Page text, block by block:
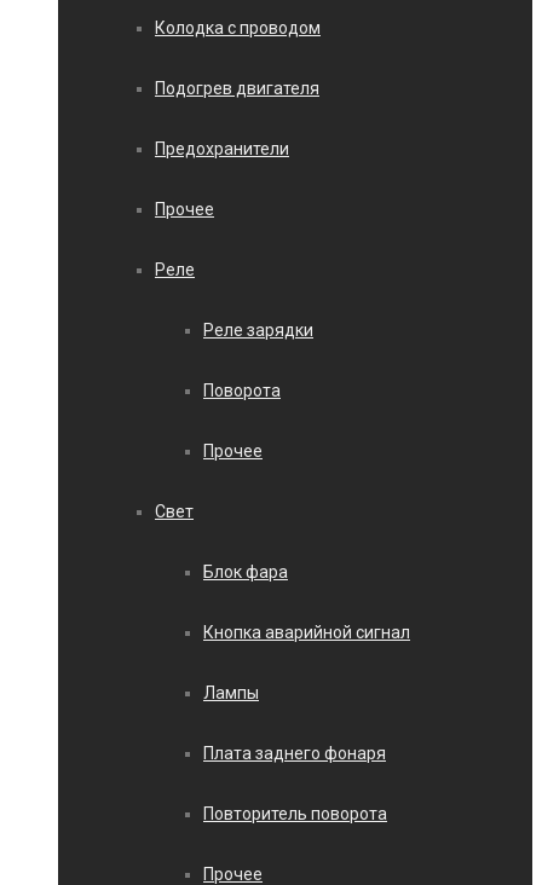
Колодка с проводом
Подогрев двигателя
Предохранители
Прочее
Реле
Реле зарядки
Поворота
Прочее
Свет
Блок фара
Кнопка аварийной сигнал
Лампы
Плата заднего фонаря
Повторитель поворота
Прочее